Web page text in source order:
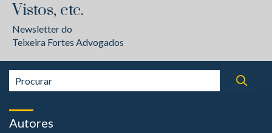
Vistos, etc.
Newsletter do
Teixeira Fortes Advogados
Autores